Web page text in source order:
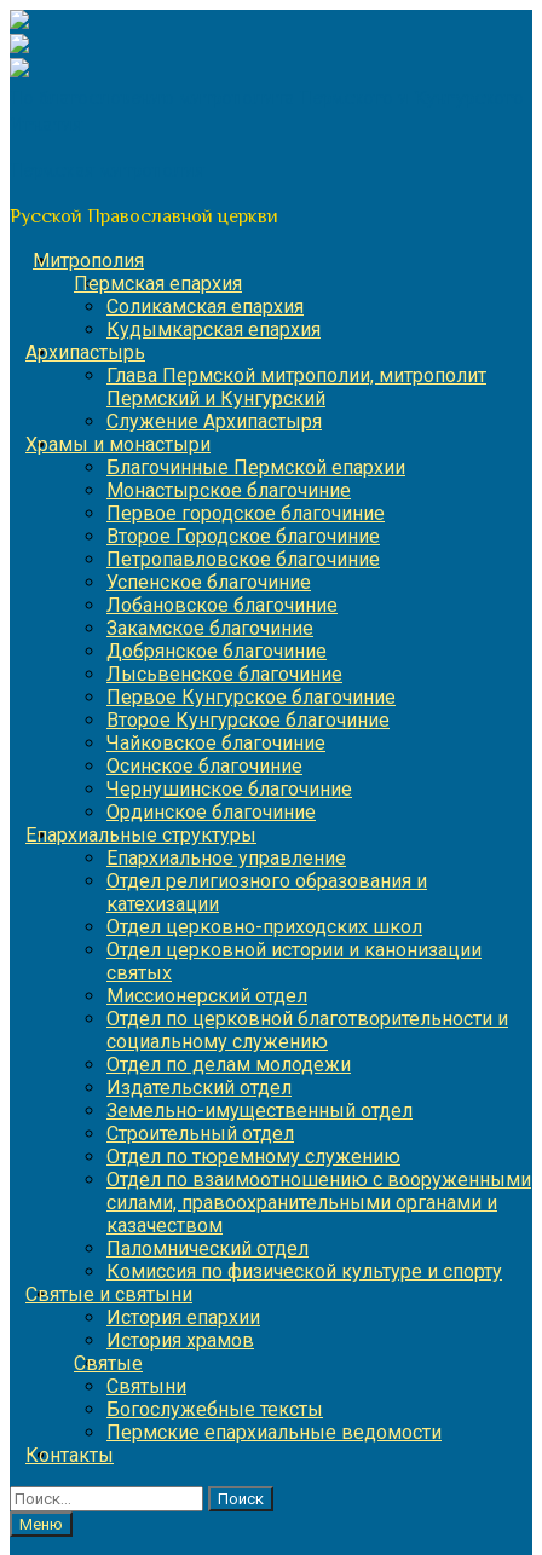
Перейти
к
содержимому
Русской Православной церкви
Митрополия
Пермская епархия
Соликамская епархия
Кудымкарская епархия
Архипастырь
Глава Пермской митрополии, митрополит
Пермский и Кунгурский
Служение Архипастыря
Храмы и монастыри
Благочинные Пермской епархии
Монастырское благочиние
Первое городское благочиние
Второе Городское благочиние
Петропавловское благочиние
Успенское благочиние
Лобановское благочиние
Закамское благочиние
Добрянское благочиние
Лысьвенское благочиние
Первое Кунгурское благочиние
Второе Кунгурское благочиние
Чайковское благочиние
Осинское благочиние
Чернушинское благочиние
Ординское благочиние
Епархиальные структуры
Епархиальное управление
Отдел религиозного образования и
катехизации
Отдел церковно-приходских школ
Отдел церковной истории и канонизации
святых
Миссионерский отдел
Отдел по церковной благотворительности и
социальному служению
Отдел по делам молодежи
Издательский отдел
Земельно-имущественный отдел
Строительный отдел
Отдел по тюремному служению
Отдел по взаимоотношению с вооруженными
силами, правоохранительными органами и
казачеством
Паломнический отдел
Комиссия по физической культуре и спорту
Святые и святыни
История епархии
История храмов
Святые
Святыни
Богослужебные тексты
Пермские епархиальные ведомости
Контакты
Найти:
Меню